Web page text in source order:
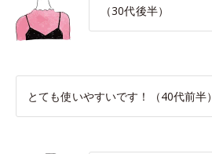
（30代後半）
とても使いやすいです！（40代前半）